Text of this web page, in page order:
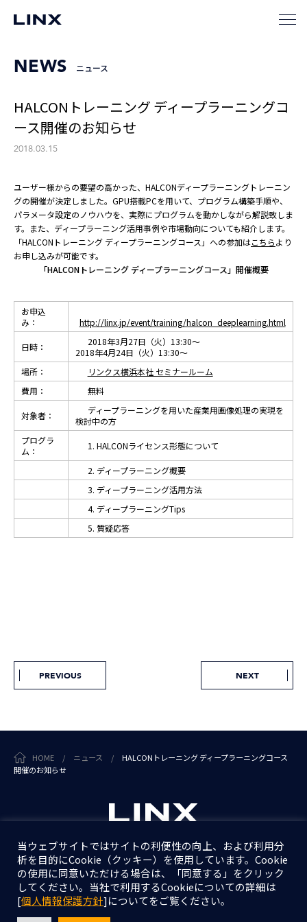
NEWS ニュース
HALCONトレーニング ディープラーニングコ
ース開催のお知らせ
2018.03.15
ユーザー様からの要望の高かった、HALCONディープラーニングトレーニン
グの開催が決定しました。GPU搭載PCを用いて、プログラム構築手順や、
パラメータ設定のノウハウを、実際にプログラムを動かしながら解説致しま
す。また、ディープラーニング活用事例や市場動向についても紹介します。
「HALCONトレーニング ディープラーニングコース」への参加はこちらより
お申し込みが可能です。
「HALCONトレーニング ディープラーニングコース」開催概要
お申込
み：
http://linx.jp/event/training/halcon_deeplearning.html
日時：
2018年3月27日（火）13:30～
2018年4月24日（火）13:30～
場所：
リンクス横浜本社 セミナールーム
費用：
無料
対象者：
ディープラーニングを用いた産業用画像処理の実現を
検討中の方
プログラ
ム：
1. HALCONライセンス形態について
2. ディープラーニング概要
3. ディープラーニング活用方法
4. ディープラーニングTips
5. 質疑応答
PREVIOUS NEXT
HOME / ニュース /
HALCONトレーニング ディープラーニングコース
開催のお知らせ
個人情報保護方針
情報セキュリティ基本方針
当ウェブサイトではサイトの利便性の向上、および利用分
析を目的にCookie（クッキー）を使用しています。Cookie
の使用に同意いただける場合は、「同意する」をクリック
してください。当社で利用するCookieについての詳細は
[個人情報保護方針]についてをご覧ください。